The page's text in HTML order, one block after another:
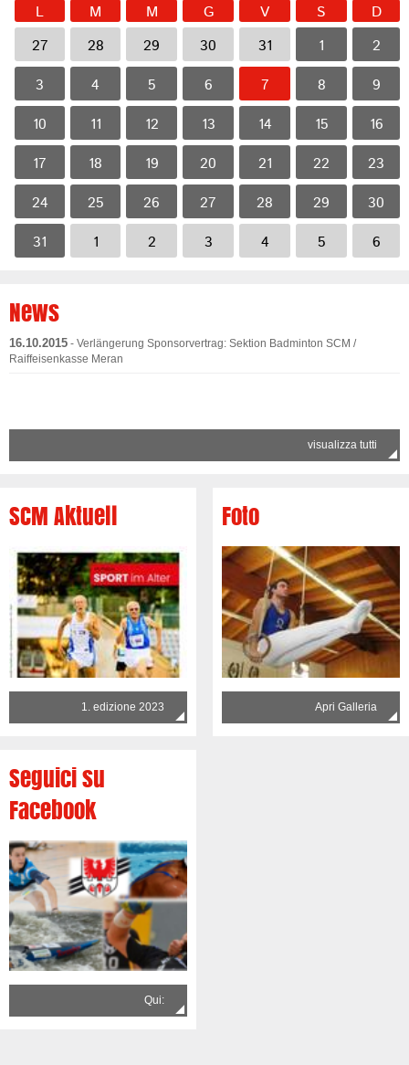
L M M G V S D
27 28 29 30 31 1 2
3 4 5 6 7 8 9
10 11 12 13 14 15 16
17 18 19 20 21 22 23
24 25 26 27 28 29 30
31 1 2 3 4 5 6
News
16.10.2015 - Verlängerung Sponsorvertrag: Sektion Badminton SCM /
Raiffeisenkasse Meran
visualizza tutti
SCM Aktuell
1. edizione 2023
Foto
Apri Galleria
Seguici su
Facebook
Qui: